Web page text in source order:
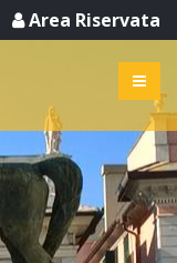
Area Riservata